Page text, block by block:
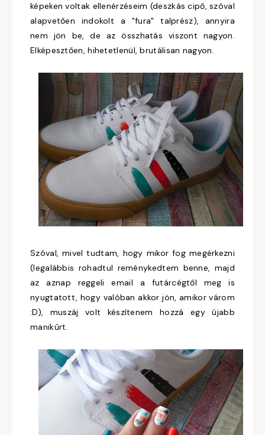
képeken voltak ellenérzéseim (deszkás cipő, szóval
alapvetően indokolt a "fura" talprész), annyira
nem jön be, de az összhatás viszont nagyon.
Elképesztően, hihetetlenül, brutálisan nagyon.
Szóval, mivel tudtam, hogy mikor fog megérkezni
(legalábbis rohadtul reménykedtem benne, majd
az aznap reggeli email a futárcégtől meg is
nyugtatott, hogy valóban akkor jön, amikor várom
:D), muszáj volt készítenem hozzá egy újabb
manikűrt.